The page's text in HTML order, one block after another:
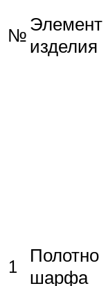
№Элемент
изделия
1
Полотно
шарфа